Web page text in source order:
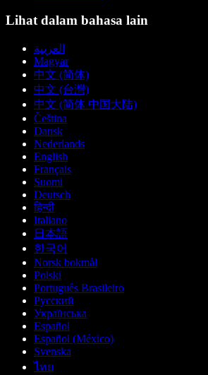
Lihat dalam bahasa lain
العربية
Magyar
中文 (简体)
中文 (台灣)
中文 (简体 中国大陆)
Čeština
Dansk
Nederlands
English
Français
Suomi
Deutsch
हिन्दी
Italiano
日本語
한국어
Norsk bokmål
Polski
Português Brasileiro
Русский
Українська
Español
Español (México)
Svenska
ไทย